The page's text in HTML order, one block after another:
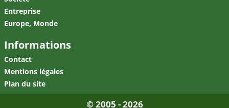
Entreprise
Europe, Monde
Informations
Contact
Mentions légales
Plan du site
© 2005 - 2026